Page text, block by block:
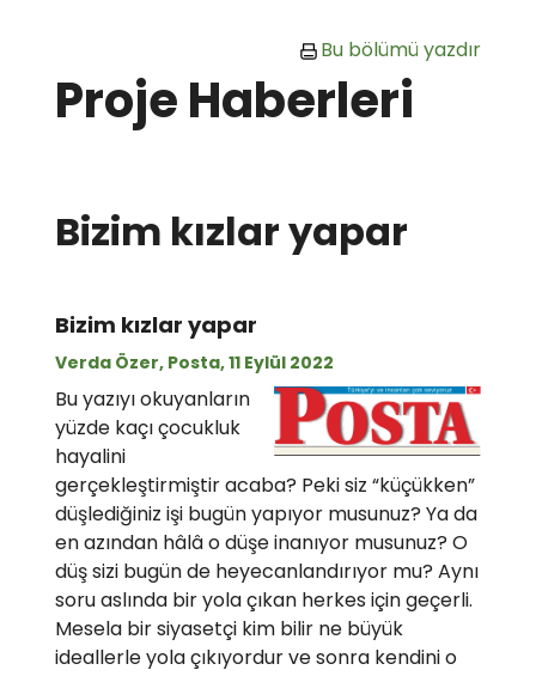
Bu bölümü yazdır
Proje Haberleri
Bizim kızlar yapar
Bizim kızlar yapar
Verda Özer, Posta, 11 Eylül 2022
Bu yazıyı okuyanların
yüzde kaçı çocukluk
hayalini
gerçekleştirmiştir acaba? Peki siz “küçükken”
düşlediğiniz işi bugün yapıyor musunuz? Ya da
en azından hâlâ o düşe inanıyor musunuz? O
düş sizi bugün de heyecanlandırıyor mu? Aynı
soru aslında bir yola çıkan herkes için geçerli.
Mesela bir siyasetçi kim bilir ne büyük
ideallerle yola çıkıyordur ve sonra kendini o